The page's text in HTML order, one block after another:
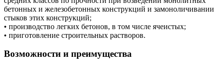
бетонных и железобетонных конструкций и замоноличивании
стыков этих конструкций;
• производство легких бетонов, в том числе ячеистых;
• приготовление строительных растворов.
Возможности и преимущества